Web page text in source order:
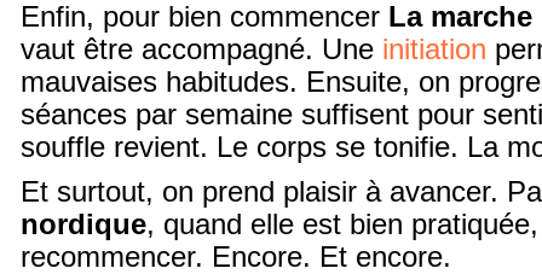
Enfin, pour bien commencer La
vaut être accompagné. Une initiation
mauvaises habitudes. Ensuite, on
séances par semaine suffisent pour
souffle revient. Le corps se tonifie. La
Et surtout, on prend plaisir à avancer.
nordique, quand elle est bien
recommencer. Encore. Et encore.